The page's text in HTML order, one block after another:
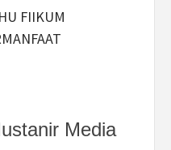
FIIKUM
Media